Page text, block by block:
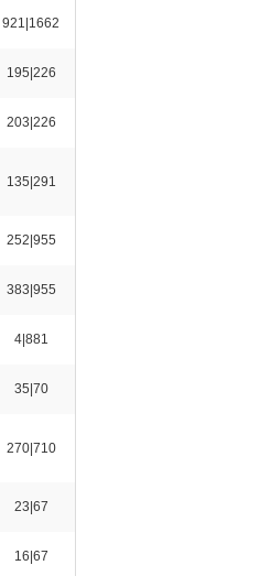
921|1662
195|226
203|226
135|291
252|955
383|955
4|881
35|70
270|710
23|67
16|67